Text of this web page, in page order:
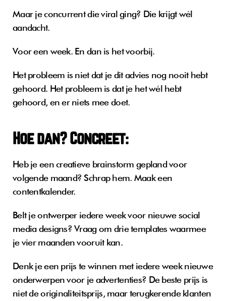
Maar je concurrent die viral ging? Die krijgt wél
aandacht.
Voor een week. En dan is het voorbij.
Het probleem is niet dat je dit advies nog nooit hebt
gehoord. Het probleem is dat je het wél hebt
gehoord, en er niets mee doet.
Hoe dan? Concreet:
Heb je een creatieve brainstorm gepland voor
volgende maand? Schrap hem. Maak een
contentkalender.
Belt je ontwerper iedere week voor nieuwe social
media designs? Vraag om drie templates waarmee
je vier maanden vooruit kan.
Denk je een prijs te winnen met iedere week nieuwe
onderwerpen voor je advertenties? De beste prijs is
niet de originaliteitsprijs, maar terugkerende klanten